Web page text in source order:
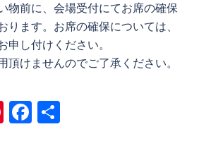
物前に、会場受付にてお席の確保
ります。お席の確保については、
申し付けください。
頂けませんのでご了承ください。
Pinterest
Facebook